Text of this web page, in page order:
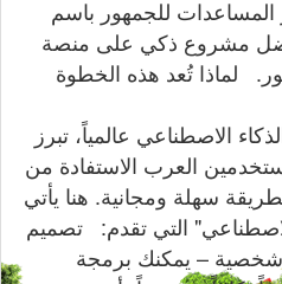
المساعدات للجمهور باسم
مشروع ذكي على منصة
لماذا تُعد هذه الخطوة
الاصطناعي عالمياً، تبرز
العرب الاستفادة من
سهلة ومجانية. هنا يأتي
التي تقدم: تصميم
– يمكنك برمجة